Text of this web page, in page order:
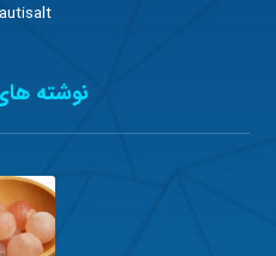
نوشته